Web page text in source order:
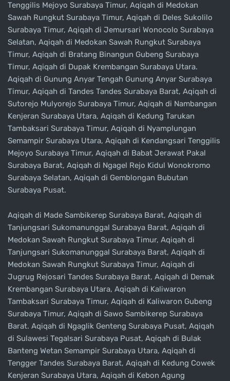
Tenggilis Mejoyo Surabaya Timur, Aqiqah di Medokan
Sawah Rungkut Surabaya Timur, Aqiqah di Deles Sukolilo
Surabaya Timur, Aqiqah di Jemursari Wonocolo Surabaya
Selatan, Aqiqah di Medokan Sawah Rungkut Surabaya
Timur, Aqiqah di Bratang Binangun Gubeng Surabaya
Timur, Aqiqah di Dupak Krembangan Surabaya Utara.
Aqiqah di Gunung Anyar Tengah Gunung Anyar Surabaya
Timur, Aqiqah di Tandes Tandes Surabaya Barat, Aqiqah di
Sutorejo Mulyorejo Surabaya Timur, Aqiqah di Nambangan
Kenjeran Surabaya Utara, Aqiqah di Kedung Tarukan
Tambaksari Surabaya Timur, Aqiqah di Nyamplungan
Semampir Surabaya Utara, Aqiqah di Kendangsari Tenggilis
Mejoyo Surabaya Timur, Aqiqah di Babat Jerawat Pakal
Surabaya Barat, Aqiqah di Ngagel Rejo Kidul Wonokromo
Surabaya Selatan, Aqiqah di Gemblongan Bubutan
Surabaya Pusat.
Aqiqah di Made Sambikerep Surabaya Barat, Aqiqah di
Tanjungsari Sukomanunggal Surabaya Barat, Aqiqah di
Medokan Sawah Rungkut Surabaya Timur, Aqiqah di
Tanjungsari Sukomanunggal Surabaya Barat, Aqiqah di
Medokan Sawah Rungkut Surabaya Timur, Aqiqah di
Jugrug Rejosari Tandes Surabaya Barat, Aqiqah di Demak
Krembangan Surabaya Utara, Aqiqah di Kaliwaron
Tambaksari Surabaya Timur, Aqiqah di Kaliwaron Gubeng
Surabaya Timur, Aqiqah di Sawo Sambikerep Surabaya
Barat. Aqiqah di Ngaglik Genteng Surabaya Pusat, Aqiqah
di Sulawesi Tegalsari Surabaya Pusat, Aqiqah di Bulak
Banteng Wetan Semampir Surabaya Utara, Aqiqah di
Tengger Tandes Surabaya Barat, Aqiqah di Kedung Cowek
Kenjeran Surabaya Utara, Aqiqah di Kebon Agung